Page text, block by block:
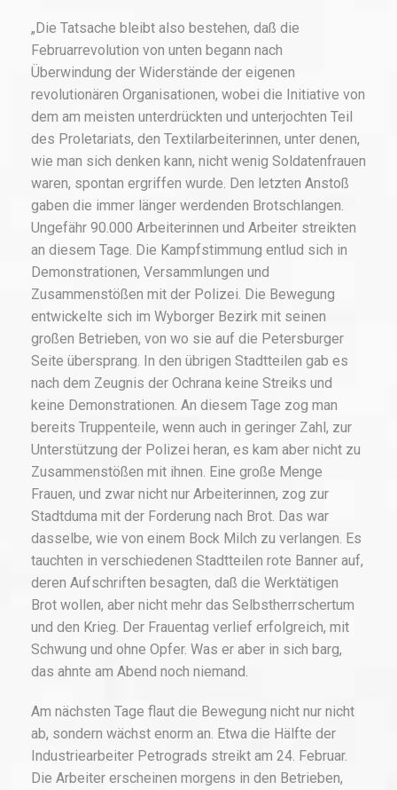
„Die Tatsache bleibt also bestehen, daß die
Februarrevolution von unten begann nach
Überwindung der Widerstände der eigenen
revolutionären Organisationen, wobei die Initiative von
dem am meisten unterdrückten und unterjochten Teil
des Proletariats, den Textilarbeiterinnen, unter denen,
wie man sich denken kann, nicht wenig Soldatenfrauen
waren, spontan ergriffen wurde. Den letzten Anstoß
gaben die immer länger werdenden Brotschlangen.
Ungefähr 90.000 Arbeiterinnen und Arbeiter streikten
an diesem Tage. Die Kampfstimmung entlud sich in
Demonstrationen, Versammlungen und
Zusammenstößen mit der Polizei. Die Bewegung
entwickelte sich im Wyborger Bezirk mit seinen
großen Betrieben, von wo sie auf die Petersburger
Seite übersprang. In den übrigen Stadtteilen gab es
nach dem Zeugnis der Ochrana keine Streiks und
keine Demonstrationen. An diesem Tage zog man
bereits Truppenteile, wenn auch in geringer Zahl, zur
Unterstützung der Polizei heran, es kam aber nicht zu
Zusammenstößen mit ihnen. Eine große Menge
Frauen, und zwar nicht nur Arbeiterinnen, zog zur
Stadtduma mit der Forderung nach Brot. Das war
dasselbe, wie von einem Bock Milch zu verlangen. Es
tauchten in verschiedenen Stadtteilen rote Banner auf,
deren Aufschriften besagten, daß die Werktätigen
Brot wollen, aber nicht mehr das Selbstherrschertum
und den Krieg. Der Frauentag verlief erfolgreich, mit
Schwung und ohne Opfer. Was er aber in sich barg,
das ahnte am Abend noch niemand.
Am nächsten Tage flaut die Bewegung nicht nur nicht
ab, sondern wächst enorm an. Etwa die Hälfte der
Industriearbeiter Petrograds streikt am 24. Februar.
Die Arbeiter erscheinen morgens in den Betrieben,